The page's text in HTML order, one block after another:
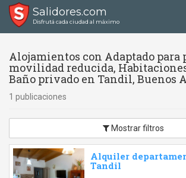
Salidores.com
Disfrutá cada ciudad al máximo
Alojamientos con Adaptado para
movilidad reducida,
Baño privado en Tandil, Buenos
1 publicaciones
Mostrar filtros
Alquiler
Tandil